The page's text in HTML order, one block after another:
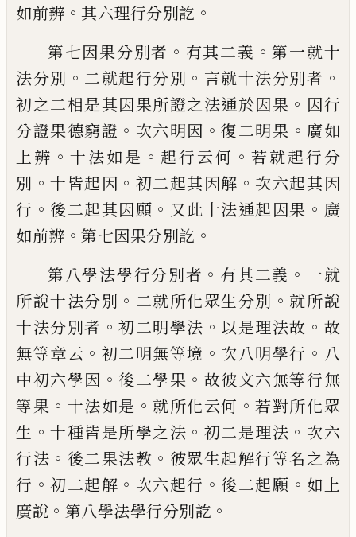
如前辨 。 其六理行分別訖 。
第七因果分別者 。 有其二義 。第一就十
法分別 。 二就起行分別 。 言就十法分別者 。
初之二相是其因果所證之法通於因果 。 因行
分證果德窮證 。 次六明因 。復二明果 。 廣如
上辨 。十法如是 。 起行云何 。若就起行分
別 。十皆起因 。 初二起其因解 。 次六起其因
行 。 後二起其因願 。 又此十法通起因果 。 廣
如前辨 。 第七因果分別訖 。
第八學法學行分別者 。 有其二義 。 一就
所說十法分別 。 二就所化眾生分別 。 就所說
十法分別者 。初二明學法 。 以是理法故 。 故
無等章云 。 初二明無等境 。 次八明學行 。 八
中初六學因 。 後二學果 。 故彼文六無等行無
等果 。 十法如是 。 就所化云何 。若對所化眾
生 。十種皆是所學之法 。 初二是理法 。 次六
行法 。 後二果法教 。 彼眾生起解行等名之為
行 。初二起解 。 次六起行 。 後二起願 。 如上
廣說 。 第八學法學行分別訖 。